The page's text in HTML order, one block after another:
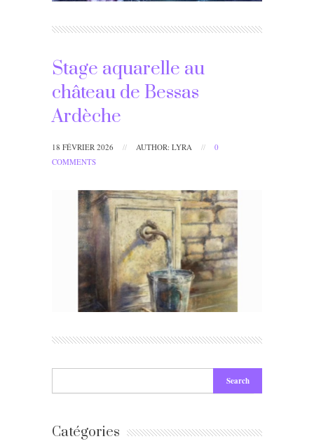
Stage aquarelle au
château de Bessas
Ardèche
18 FÉVRIER 2026 // AUTHOR: LYRA //
0
COMMENTS
Catégories